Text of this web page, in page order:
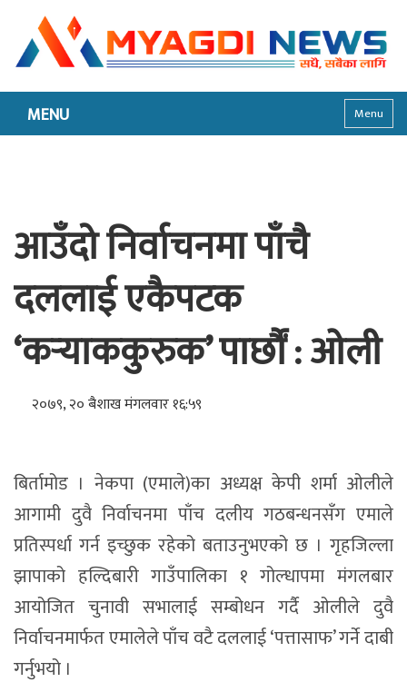
MENU Menu
आउँदो निर्वाचनमा पाँचै
दललाई एकैपटक
‘कर्‍याककुरुक’ पार्छौं : ओली
२०७९, २० बैशाख मंगलवार १६:५९
बिर्तामोड । नेकपा (एमाले)का अध्यक्ष केपी शर्मा ओलीले
आगामी दुवै निर्वाचनमा पाँच दलीय गठबन्धनसँग एमाले
प्रतिस्पर्धा गर्न इच्छुक रहेको बताउनुभएको छ । गृहजिल्ला
झापाको हल्दिबारी गाउँपालिका १ गोल्धापमा मंगलबार
आयोजित चुनावी सभालाई सम्बोधन गर्दै ओलीले दुवै
निर्वाचनमार्फत एमालेले पाँच वटै दललाई ‘पत्तासाफ’ गर्ने दाबी
गर्नुभयो ।